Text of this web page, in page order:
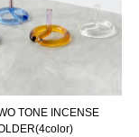
TONE INCENSE